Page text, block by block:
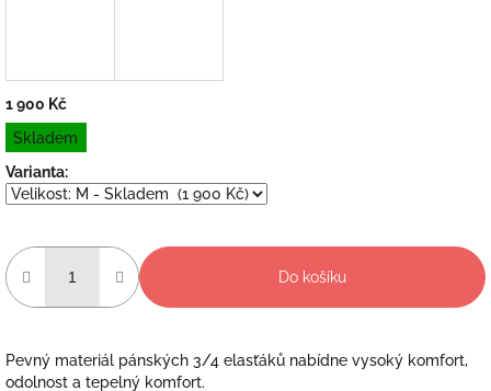
1 900 Kč
Měrná
cena:
Skladem
Varianta:
Do košíku
Pevný materiál pánských 3/4 elasťáků nabídne vysoký komfort,
odolnost a tepelný komfort.